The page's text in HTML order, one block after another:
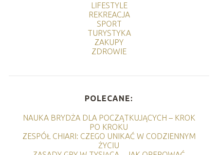
LIFESTYLE
REKREACJA
SPORT
TURYSTYKA
ZAKUPY
ZDROWIE
POLECANE:
NAUKA BRYDŻA DLA POCZĄTKUJĄCYCH – KROK
PO KROKU
ZESPÓŁ CHIARI: CZEGO UNIKAĆ W CODZIENNYM
ŻYCIU